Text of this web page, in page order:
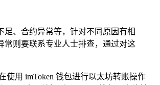
、合约异常等，针对不同原因有相
常则要联系专业人士排查，通过对这
用 imToken 钱包进行以太坊转账操作